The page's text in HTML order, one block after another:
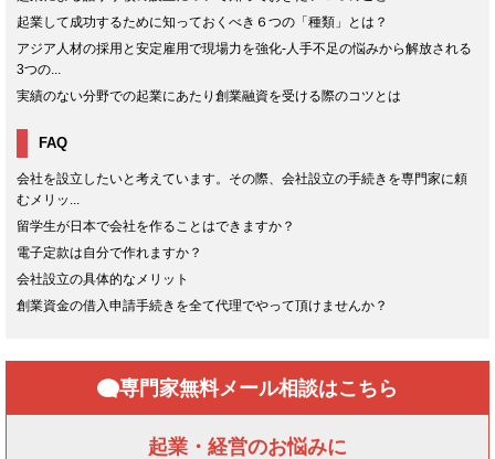
起業して成功するために知っておくべき６つの「種類」とは？
アジア人材の採用と安定雇用で現場力を強化-人手不足の悩みから解放される
3つの...
実績のない分野での起業にあたり創業融資を受ける際のコツとは
FAQ
会社を設立したいと考えています。その際、会社設立の手続きを専門家に頼
むメリッ...
留学生が日本で会社を作ることはできますか？
電子定款は自分で作れますか？
会社設立の具体的なメリット
創業資金の借入申請手続きを全て代理でやって頂けませんか？
専門家無料メール相談はこちら
起業・経営のお悩みに